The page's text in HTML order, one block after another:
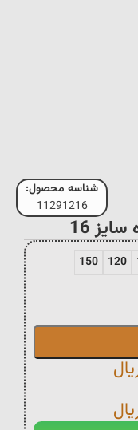
شناسه محصول:
11291216
120
150